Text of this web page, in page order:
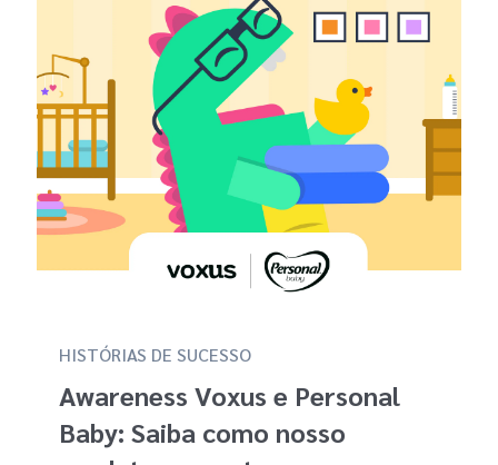
HISTÓRIAS DE SUCESSO
Awareness Voxus e Personal
Baby: Saiba como nosso